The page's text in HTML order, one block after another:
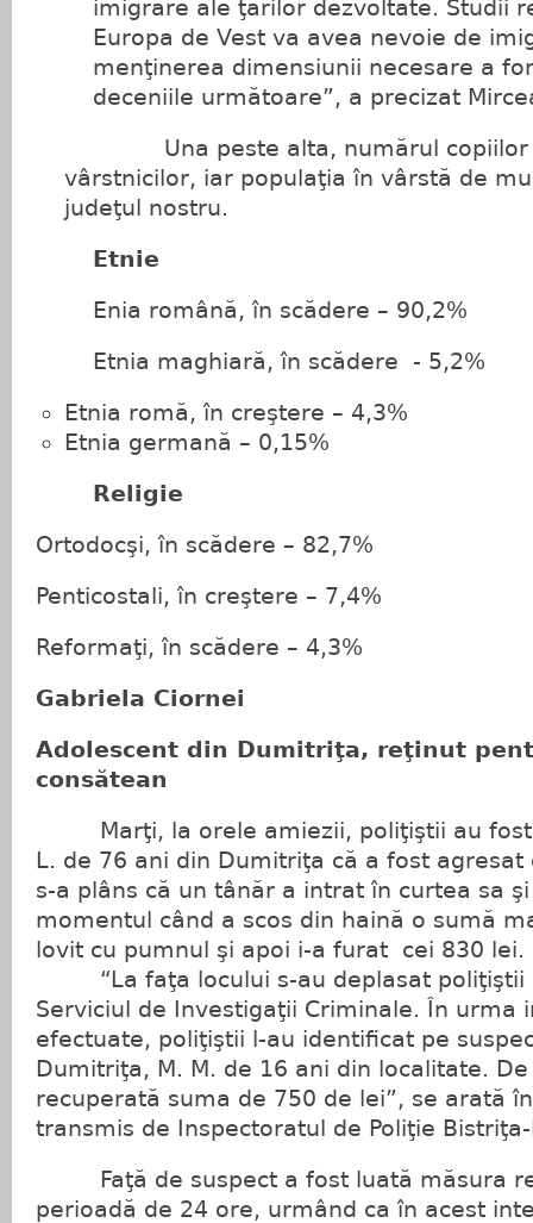
imigrare ale ţărilor dezvoltate. Studii
Europa de Vest va avea nevoie de
menţinerea dimensiunii necesare a
deceniile următoare”, a precizat
Una peste alta, numărul copiilor
vârstnicilor, iar populaţia în vârstă de
judeţul nostru.
Etnie
Enia română, în scădere – 90,2%
Etnia maghiară, în scădere - 5,2%
Etnia romă, în creştere – 4,3%
Etnia germană – 0,15%
Religie
Ortodocşi, în scădere – 82,7%
Penticostali, în creştere – 7,4%
Reformaţi, în scădere – 4,3%
Gabriela Ciornei
Adolescent din Dumitriţa, reţinut
consătean
Marţi, la orele amiezii, poliţiştii au fost
L. de 76 ani din Dumitriţa că a fost
s-a plâns că un tânăr a intrat în curtea sa
momentul când a scos din haină o sumă
lovit cu pumnul şi apoi i-a furat cei 830 lei.
“La faţa locului s-au deplasat poliţiştii
Serviciul de Investigaţii Criminale. În urma
efectuate, poliţiştii l-au identificat pe
Dumitriţa, M. M. de 16 ani din localitate.
recuperată suma de 750 de lei”, se arată
transmis de Inspectoratul de Poliţie
Faţă de suspect a fost luată măsura
perioadă de 24 ore, urmând ca în acest